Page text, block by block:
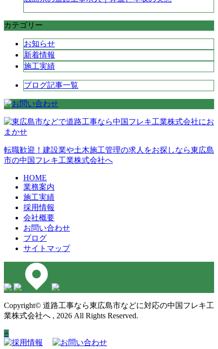
カテゴリー
お知らせ
新着情報
施工実績
ブログ記事一覧
転職歓迎！建設業や土木施工管理の求人をお探しなら東広島
市の中国フレキ工業株式会社へ
HOME
業務案内
施工実績
採用情報
会社概要
お問い合わせ
ブログ
サイトマップ
Copyright© 道路工事なら東広島市などに対応の中国フレキ工
業株式会社へ , 2026 All Rights Reserved.